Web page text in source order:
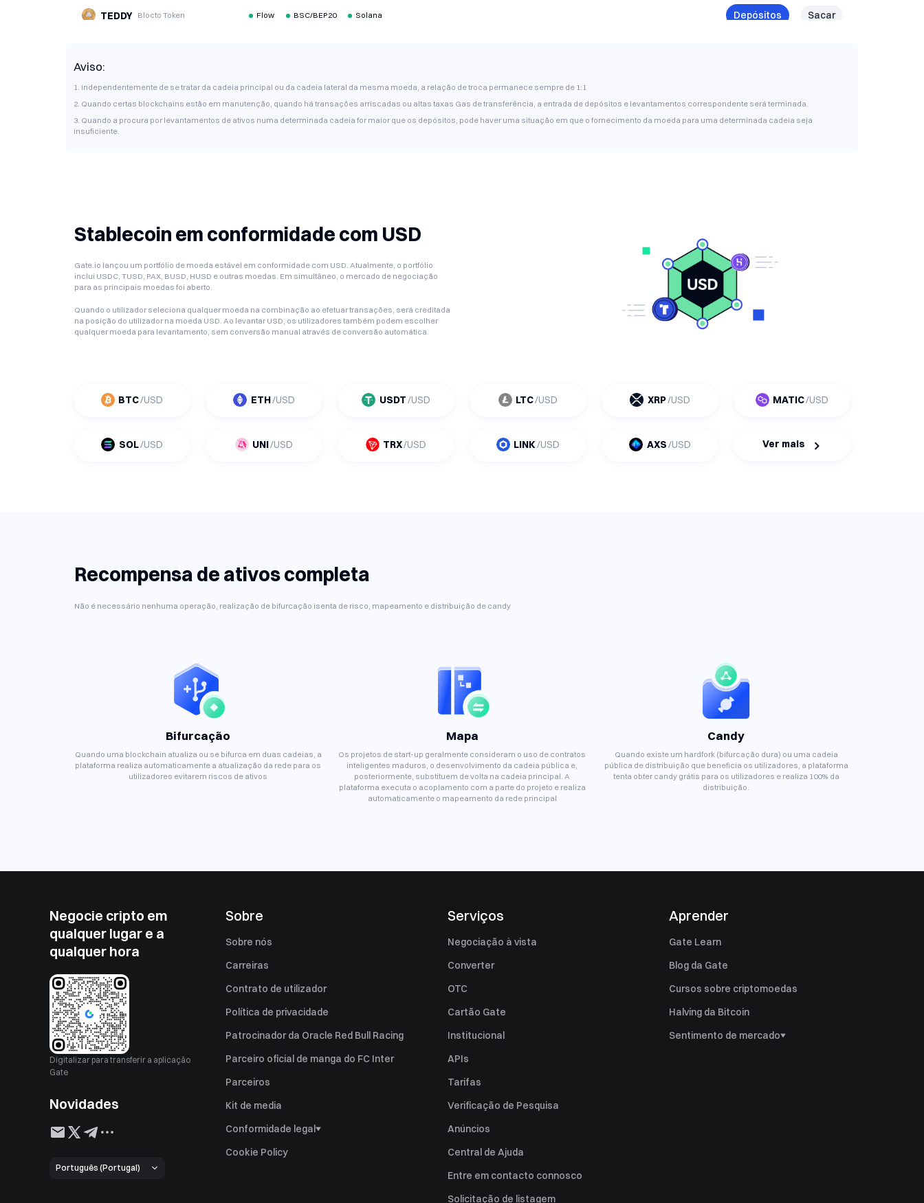
TEDDY Blocto Token Flow BSC/BEP20 Solana Depósitos Sacar
KZEN Blocto Token Flow BSC/BEP20 Solana Depósitos
Aviso:
1. Independentemente de se tratar da cadeia principal ou da cadeia lateral da mesma moeda, a relação de troca permanece sempre de 1:1
2. Quando certas blockchains estão em manutenção, quando há transações arriscadas ou altas taxas Gas de transferência, a entrada de depósitos e levantamentos correspondente será terminada.
3. Quando a procura por levantamentos de ativos numa determinada cadeia for maior que os depósitos, pode haver uma situação em que o fornecimento da moeda para uma determinada cadeia seja
insuficiente.
Stablecoin em conformidade com USD
Gate.io lançou um portfólio de moeda estável em conformidade com USD. Atualmente, o portfólio
inclui USDC, TUSD, PAX, BUSD, HUSD e outras moedas. Em simultâneo, o mercado de negociação
para as principais moedas foi aberto.
Quando o utilizador seleciona qualquer moeda na combinação ao efetuar transações, será creditada
na posição do utilizador na moeda USD. Ao levantar USD, os utilizadores também podem escolher
qualquer moeda para levantamento, sem conversão manual através de conversão automática.
BTC/USD ETH/USD USDT/USD LTC/USD XRP/USD MATIC/USD
SOL/USD UNI/USD TRX/USD LINK/USD AXS/USD Ver mais
Recompensa de ativos completa
Não é necessário nenhuma operação, realização de bifurcação isenta de risco, mapeamento e distribuição de candy
Bifurcação
Quando uma blockchain atualiza ou se bifurca em duas cadeias, a
plataforma realiza automaticamente a atualização da rede para os
utilizadores evitarem riscos de ativos
Mapa
Os projetos de start-up geralmente consideram o uso de contratos
inteligentes maduros, o desenvolvimento da cadeia pública e,
posteriormente, substituem de volta na cadeia principal. A
plataforma executa o acoplamento com a parte do projeto e realiza
automaticamente o mapeamento da rede principal
Candy
Quando existe um hardfork (bifurcação dura) ou uma cadeia
pública de distribuição que beneficia os utilizadores, a plataforma
tenta obter candy grátis para os utilizadores e realiza 100% da
distribuição.
Negocie cripto em
qualquer lugar e a
qualquer hora
Digitalizar para transferir a aplicação
Gate
Novidades
Português (Portugal)
Sobre
Sobre nós
Carreiras
Contrato de utilizador
Política de privacidade
Patrocinador da Oracle Red Bull Racing
Parceiro oficial de manga do FC Inter
Parceiros
Kit de media
Conformidade legal
Declaração de Divulgação de Risco
Cookie Policy
Serviços
Negociação à vista
Converter
OTC
Cartão Gate
Institucional
APIs
Tarifas
Verificação de Pesquisa
Anúncios
Central de Ajuda
Entre em contacto connosco
Solicitação de listagem
Aprender
Gate Learn
Blog da Gate
Cursos sobre criptomoedas
Halving da Bitcoin
Sentimento de mercado